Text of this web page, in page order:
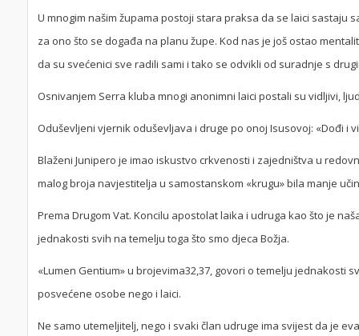
U mnogim našim župama postoji stara praksa da se laici sastaju
za ono što se događa na planu župe. Kod nas je još ostao
da su svećenici sve radili sami i tako se odvikli od suradnje s
Osnivanjem Serra kluba mnogi anonimni laici postali su vidljivi,
Oduševljeni vjernik oduševljava i druge po onoj Isusovoj: «Dođi i
Blaženi Junipero je imao iskustvo crkvenosti i zajedništva u
malog broja navjestitelja u samostanskom «krugu» bila manje
Prema Drugom Vat. Koncilu apostolat laika i udruga kao što je
jednakosti svih na temelju toga što smo djeca Božja.
«Lumen Gentium» u brojevima32,37, govori o temelju jednakosti
posvećene osobe nego i laici.
Ne samo utemeljitelj, nego i svaki član udruge ima svijest da je